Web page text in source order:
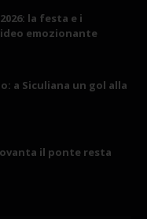
la festa e i
emozionante
a Siculiana un gol alla
il ponte resta